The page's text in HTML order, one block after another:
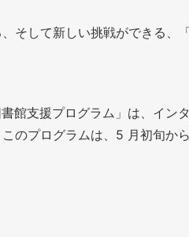
そして新しい挑戦ができる
支援プログラム」は、イ
のプログラムは、5 月初旬